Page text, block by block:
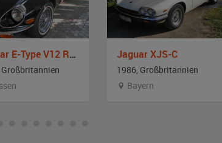
Jaguar E-Type V12 Roadster Serie II
Großbritannien
Jaguar XJS-C
1986, Großbritannien
Bayern